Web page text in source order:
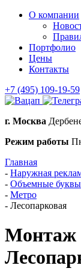
О компании
Портфолио
Цены
Контакты
+7 (495) 109-19-59
г. Москва
Режим работы
Главная
- Наружная
- Объемные буквы
- Метро
- Лесопарковая
Монтаж